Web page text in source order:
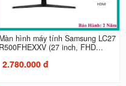
Màn hình máy tính Samsung LC27
R500FHEXXV (27 inch, FHD...
2.780.000 đ